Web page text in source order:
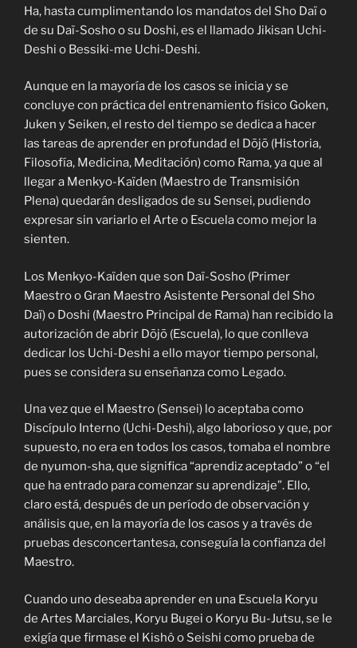
Ha, hasta cumplimentando los mandatos del Sho Daï o
de su Daï-Sosho o su Doshi, es el llamado Jikisan Uchi-
Deshi o Bessiki-me Uchi-Deshi.
Aunque en la mayoría de los casos se inicia y se
concluye con práctica del entrenamiento físico Goken,
Juken y Seiken, el resto del tiempo se dedica a hacer
las tareas de aprender en profundad el Dōjō (Historia,
Filosofía, Medicina, Meditación) como Rama, ya que al
llegar a Menkyo-Kaïden (Maestro de Transmisión
Plena) quedarán desligados de su Sensei, pudiendo
expresar sin variarlo el Arte o Escuela como mejor la
sienten.
Los Menkyo-Kaïden que son Daï-Sosho (Primer
Maestro o Gran Maestro Asistente Personal del Sho
Daï) o Doshi (Maestro Principal de Rama) han recibido la
autorización de abrir Dōjō (Escuela), lo que conlleva
dedicar los Uchi-Deshi a ello mayor tiempo personal,
pues se considera su enseñanza como Legado.
Una vez que el Maestro (Sensei) lo aceptaba como
Discípulo Interno (Uchi-Deshi), algo laborioso y que, por
supuesto, no era en todos los casos, tomaba el nombre
de nyumon-sha, que significa “aprendiz aceptado” o “el
que ha entrado para comenzar su aprendizaje”. Ello,
claro está, después de un período de observación y
análisis que, en la mayoría de los casos y a través de
pruebas desconcertantesa, conseguía la confianza del
Maestro.
Cuando uno deseaba aprender en una Escuela Koryu
de Artes Marciales, Koryu Bugei o Koryu Bu-Jutsu, se le
exigía que firmase el Kishô o Seishi como prueba de